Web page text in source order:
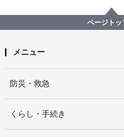
総合的ながん対策について
若年がん患者等妊よう性温
２ 凍結保存更新料の助成
ページトッ
メニュー
防災・救急
くらし・手続き